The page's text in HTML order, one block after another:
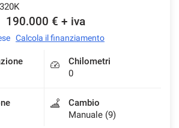
190.000 € + iva
Calcola il finanziamento
Chilometri
0
Cambio
Manuale (9)